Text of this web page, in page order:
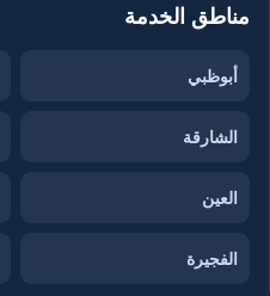
مناطق الخدمة
أبوظبي
الشارقة
العين
الفجيرة